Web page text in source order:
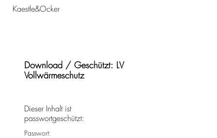
Kaestle&Ocker
Download / Geschützt: LV
Vollwärmeschutz
Dieser Inhalt ist
passwortgeschützt:
Passwort: